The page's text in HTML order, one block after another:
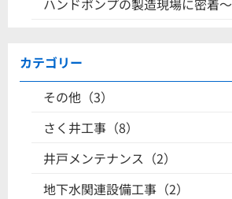
ハンドポンプの製造現場に密着〜
カテゴリー
その他（3）
さく井工事（8）
井戸メンテナンス（2）
地下水関連設備工事（2）